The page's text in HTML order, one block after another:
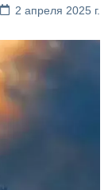
2 апреля 2025 г.